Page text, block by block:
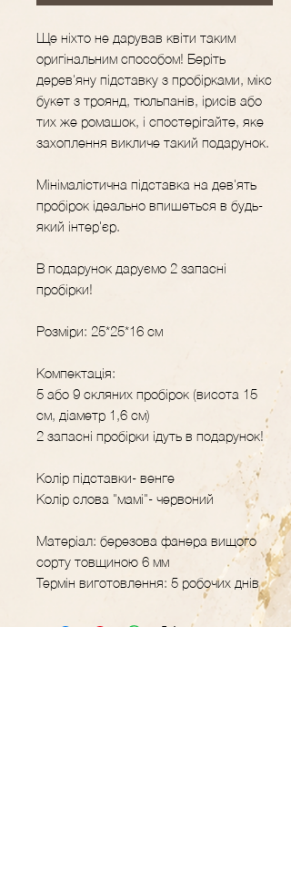
Ще ніхто не дарував квіти таким
оригінальним способом! Беріть
дерев'яну підставку з пробірками, мікс
букет з троянд, тюльпанів, ірисів або
тих же ромашок, і спостерігайте, яке
захоплення викличе такий подарунок.
Мінімалістична підставка на дев'ять
пробірок ідеально впишеться в будь-
який інтер'єр.
В подарунок даруємо 2 запасні
пробірки!
Розміри: 25*25*16 см
Компектація:
5 або 9 скляних пробірок (висота 15
см, діаметр 1,6 см)
2 запасні пробірки ідуть в подарунок!
Колір підставки- венге
Колір слова "мамі"- червоний
Матеріал: березова фанера вищого
сорту товщиною 6 мм
Термін виготовлення: 5 робочих днів